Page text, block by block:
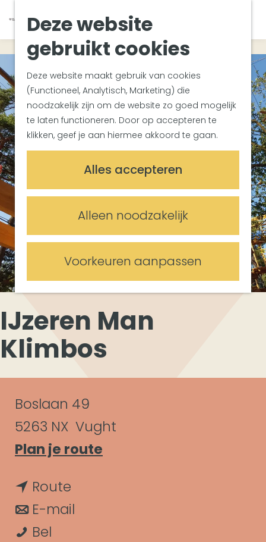
Deze website
gebruikt cookies
Deze website maakt gebruik van cookies
(Functioneel, Analytisch, Marketing) die
noodzakelijk zijn om de website zo goed mogelijk
te laten functioneren. Door op accepteren te
klikken, geef je aan hiermee akkoord te gaan.
Alles accepteren
Alleen noodzakelijk
Voorkeuren aanpassen
a
n
a
a
r
d
e
h
o
m
e
p
a
e
K
a
a
r
t
Z
o
e
k
e
n
M
e
u
Zuiderwaterlinie
Met groepen
Met kinderen
In de omgeving
Plan je bezoek
Bereikbaarheid
Overnachten
Plan op de kaart
Meetings & Events
Vergaderlocaties
Evenementenlocaties
IJzeren Man
Klimbos
C
o
n
t
a
c
Boslaan 49
5263 NX Vught
Plan je route
Route
a
E-mail
Bel